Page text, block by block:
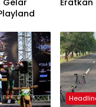
Gelar
Eratkan